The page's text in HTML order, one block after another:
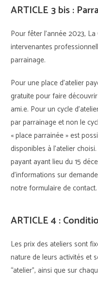
ARTICLE 3 bis :
Pour fêter l’année 2023,
intervenantes
parrainage.
Pour une place d’atelier
gratuite pour faire
ami.e. Pour un cycle
par parrainage et non le
« place parrainée » est
disponibles à l’atelier
payant ayant lieu du 15
d’informations sur
notre formulaire de contact.
ARTICLE 4 :
Les prix des ateliers sont
nature de leurs activités et
“atelier”, ainsi que sur